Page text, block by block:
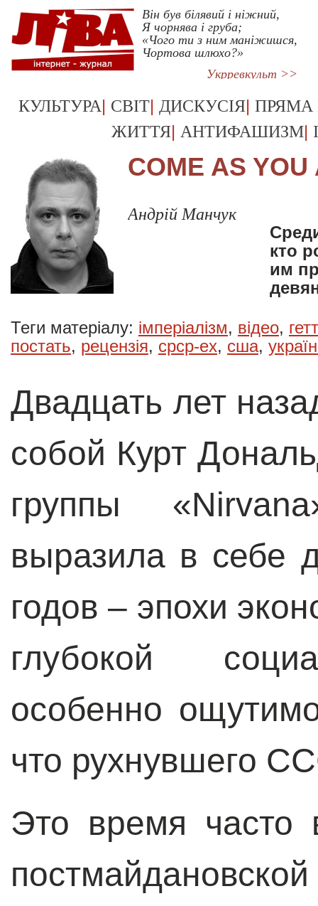
Він був білявий і ніжний,
Я чорнява і груба;
«Чого ти з ним маніжишся,
Чортова шлюхо?»
Укрревкульт >>
КУЛЬТУРА| СВІТ| ДИСКУСІЯ| ПРЯМА
ЖИТТЯ| АНТИФАШИЗМ|
COME AS YOU
Андрій Манчук
кто
им
Теги матеріалу: імперіалізм, відео,
постать, рецензія, срср-ex, сша,
Двадцать лет
собой Курт
группы
выразила в себе
годов – эпохи
глубокой
особенно
что рухнувшего
Это время часто